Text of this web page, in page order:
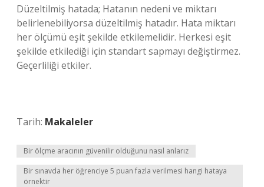
Düzeltilmiş hatada; Hatanın nedeni ve miktarı
belirlenebiliyorsa düzeltilmiş hatadır. Hata miktarı
her ölçümü eşit şekilde etkilemelidir. Herkesi eşit
şekilde etkilediği için standart sapmayı değiştirmez.
Geçerliliği etkiler.
Tarih: Makaleler
Bir ölçme aracının güvenilir olduğunu nasıl anlarız
Bir sınavda her öğrenciye 5 puan fazla verilmesi hangi hataya
örnektir